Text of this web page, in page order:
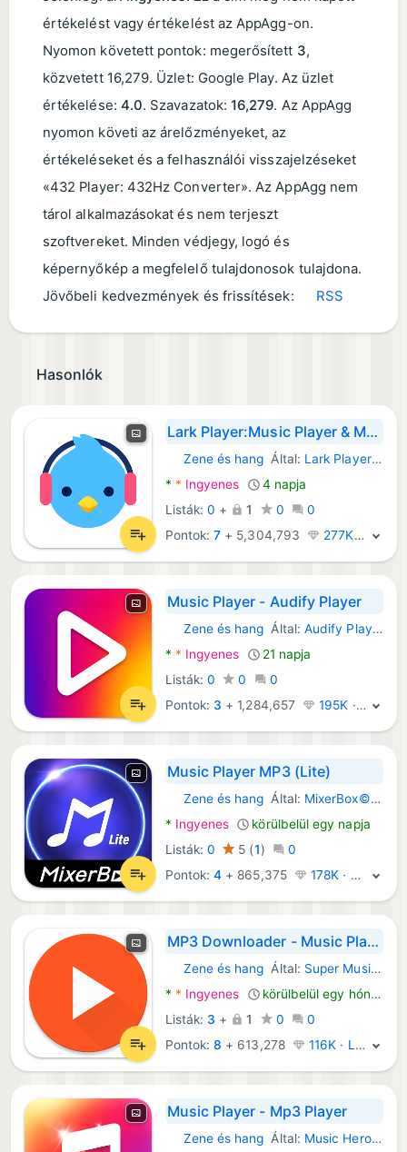
értékelést vagy értékelést az AppAgg-on.
Nyomon követett pontok: megerősített 3,
közvetett 16,279. Üzlet: Google Play. Az üzlet
értékelése: 4.0. Szavazatok:16,279. Az AppAgg
nyomon követi az árelőzményeket, az
értékeléseket és a felhasználói visszajelzéseket
«432 Player: 432Hz Converter». Az AppAgg nem
tárol alkalmazásokat és nem terjeszt
szoftvereket. Minden védjegy, logó és
képernyőkép a megfelelő tulajdonosok tulajdona.
Jövőbeli kedvezmények és frissítések:
RSS
Hasonlók
Lark Player:Music Player & MP3
Android Alkalmazások:
Zene és hang Által: Lark Player Studio - Music, MP3 & Video Player
* * Ingyenes
4 napja
Listák:0 + 1 0
0
Pontok:7 + 5,304,793 277K · Legenda
Music Player - Audify Player
Android Alkalmazások:
Zene és hang Által: Audify Player.
* * Ingyenes
21 napja
Listák:0 0
0
Pontok: 3 + 1,284,657 195K · Legenda
Music Player MP3 (Lite)
Android Alkalmazások:
Zene és hang Által: MixerBox© - Music & MP3 Player App
* Ingyenes
körülbelül egy napja
Listák:0 5 (1)
0
Pontok:4 + 865,375 178K · Legenda
MP3 Downloader - Music Player
Android Alkalmazások:
Zene és hang Által: Super Music Player Downloader
* * Ingyenes
körülbelül egy hónapja
Listák: 3 + 1 0
0
Pontok:8 + 613,278 116K · Legenda
Music Player - Mp3 Player
Android Alkalmazások:
Zene és hang Által: Music Hero - MP3 Music Player